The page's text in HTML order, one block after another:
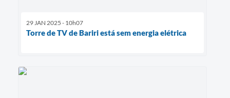
29 JAN 2025 - 10h07
Torre de TV de Bariri está sem energia elétrica